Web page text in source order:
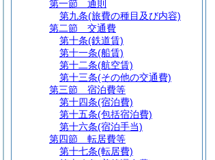
第一節
通則
第九条(旅費の種目及び内容)
第二節
交通費
第十条(鉄道賃)
第十一条(船賃)
第十二条(航空賃)
第十三条(その他の交通費)
第三節
宿泊費等
第十四条(宿泊費)
第十五条(包括宿泊費)
第十六条(宿泊手当)
第四節
転居費等
第十七条(転居費)